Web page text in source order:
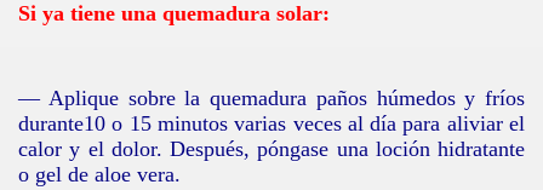
Si ya tiene una quemadura solar:
— Aplique sobre la quemadura paños húmedos y fríos
durante10o 15 minutos varias veces al día para aliviar el
calor y el dolor. Después, póngase una loción hidratante
o gel de aloe vera.